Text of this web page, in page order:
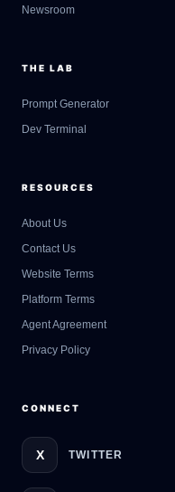
Newsroom
THE LAB
Prompt Generator
Dev Terminal
RESOURCES
About Us
Contact Us
Website Terms
Platform Terms
Agent Agreement
Privacy Policy
CONNECT
X TWITTER